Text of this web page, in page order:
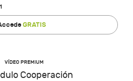
GRATIS
Cooperación